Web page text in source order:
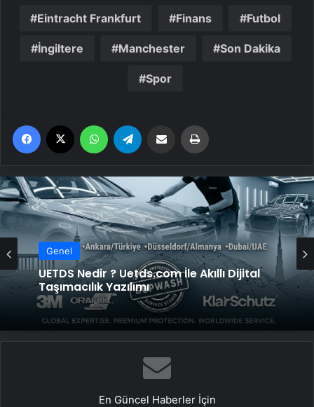
Eintracht Frankfurt Finans Futbol
İngiltere Manchester Son Dakika
Spor
Facebook WhatsApp Email'den paylaş
Genel
UETDS Nedir ? Uetds.com İle Akıllı Dijital
Taşımacılık Yazılımı
En Güncel Haberler İçin